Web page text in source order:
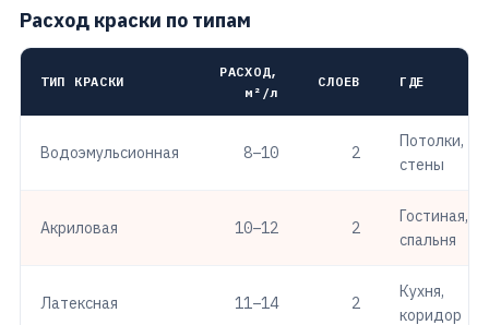
Расход краски по типам
ТИП КРАСКИ
РАСХОД,
м²/л
СЛОЕВ ГДЕ
Водоэмульсионная 8–10 2
Потолки,
стены
Акриловая 10–12 2
Гостиная,
спальня
Латексная 11–14 2
Кухня,
коридор